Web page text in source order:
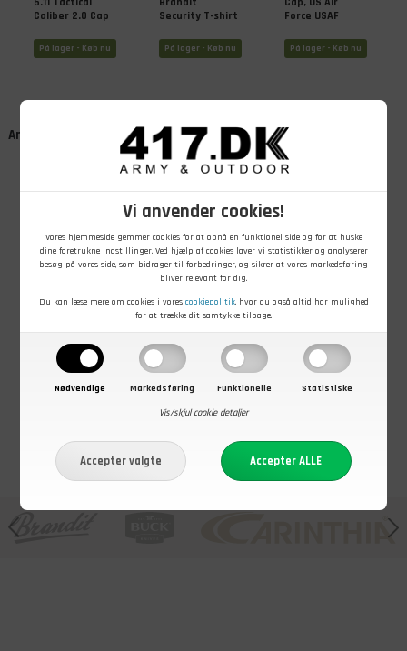
Vi anvender cookies!
Vores hjemmeside gemmer cookies for at opnå en funktionel side og for at huske
dine foretrukne indstillinger. Ved hjælp af cookies laver vi statistikker og analyserer
besøg på vores side, som bidrager til forbedringer, og sikrer at vores markedsføring
bliver relevant for dig.
Du kan læse mere om cookies i vores cookiepolitik, hvor du også altid har mulighed
for at trække dit samtykke tilbage.
Nødvendige Markedsføring Funktionelle
Statistiske
Vis/skjul cookie detaljer
Caliber 2.0 Cap
På lager - Køb nu
Security T-shirt
På lager - Køb nu
Force USAF
På lager - Køb nu
Andre kunder købte også
129,00
På lager - Køb nu
69,00 DKK
Dog tag med
På lager - Køb nu
229,00 DKK
På lager - Køb nu